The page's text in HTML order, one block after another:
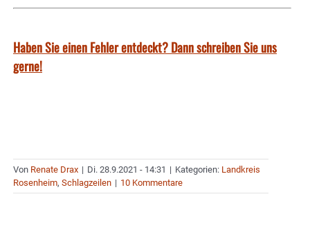
Haben Sie einen Fehler entdeckt? Dann schreiben Sie uns
gerne!
Von Renate Drax | Di. 28.9.2021 - 14:31 | Kategorien: Landkreis
Rosenheim, Schlagzeilen | 10 Kommentare